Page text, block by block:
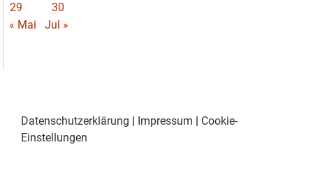
29
30
« Mai
Jul »
Datenschutzerklärung | Impressum | Cookie-
Einstellungen